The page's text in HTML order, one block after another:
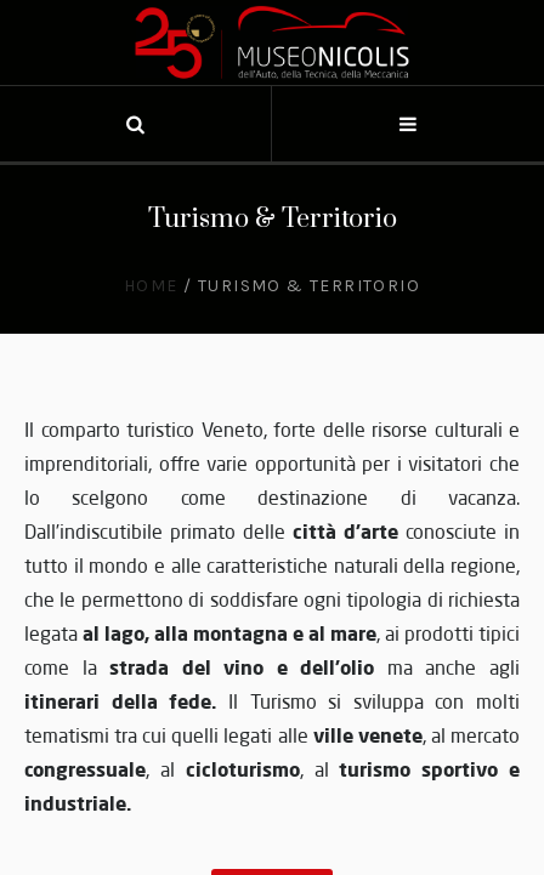
Turismo & Territorio
HOME / TURISMO & TERRITORIO
Il comparto turistico Veneto, forte delle risorse culturali e
imprenditoriali, offre varie opportunità per i visitatori che
lo scelgono come destinazione di vacanza.
Dall’indiscutibile primato delle città d’arte conosciute in
tutto il mondo e alle caratteristiche naturali della regione,
che le permettono di soddisfare ogni tipologia di richiesta
legata al lago, alla montagna e al mare, ai prodotti tipici
come lastrada del vino e dell’olio ma anche agli
itinerari della fede. Il Turismo si sviluppa con molti
tematismi tra cui quelli legati alle ville venete, al mercato
congressuale, al cicloturismo, alturismo sportivo e
industriale.